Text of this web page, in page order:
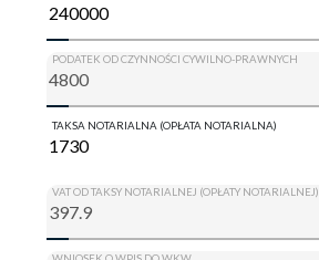
PODATEK OD CZYNNOŚCI CYWILNO-PRAWNYCH
TAKSA NOTARIALNA (OPŁATA NOTARIALNA)
VAT OD TAKSY NOTARIALNEJ (OPŁATY NOTARIALNEJ)